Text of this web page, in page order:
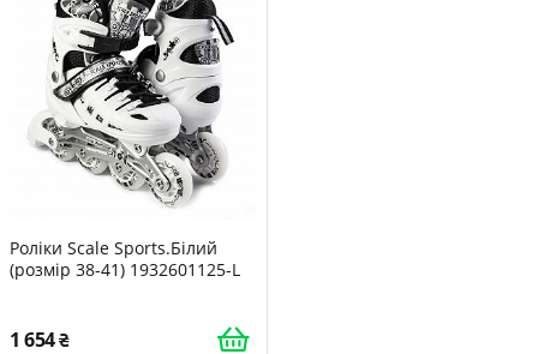
Роліки Scale Sports.Білий
(розмір 38-41) 1932601125-L
1 654